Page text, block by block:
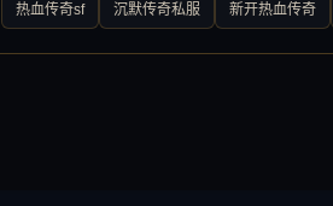
热血传奇sf 沉默传奇私服 新开热血传奇